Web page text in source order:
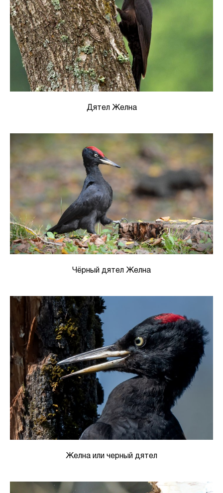
Дятел Желна
Чёрный дятел Желна
Желна или черный дятел